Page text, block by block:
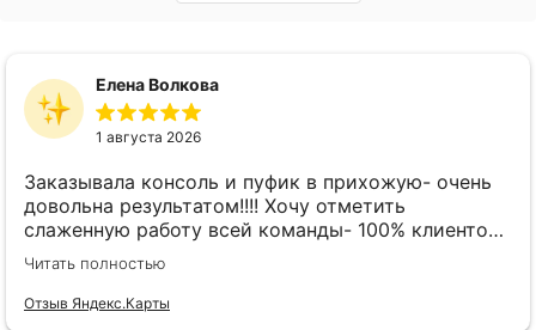
Елена Волкова
1 августа 2026
Заказывала консоль и пуфик в прихожую- очень
довольна результатом!!!! Хочу отметить
слаженную работу всей команды- 100% клиенто
ориентированная команда!!!! При заказе
внимательно слушают заказчика , что очень
облегчает подбор материала и цвета. Четкая
Читать полностью
Отзыв Яндекс.Карты